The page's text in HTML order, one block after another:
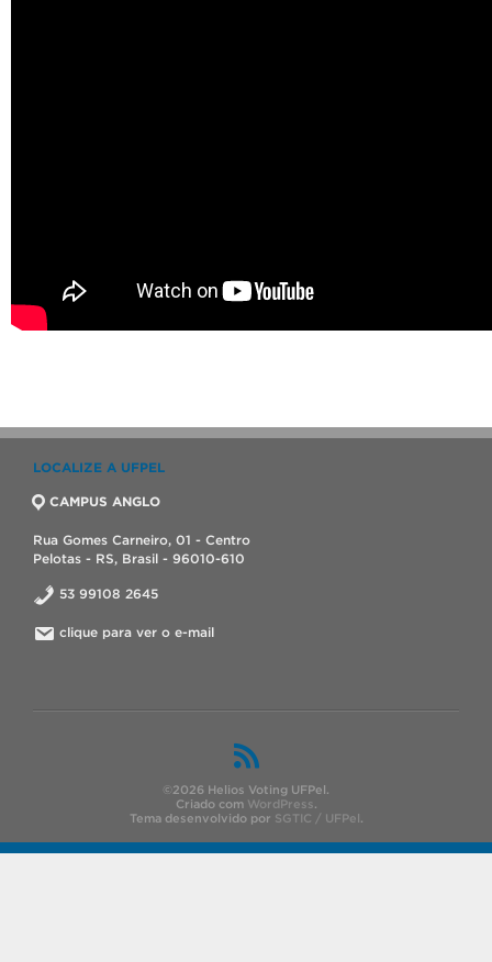
LOCALIZE A UFPEL
CAMPUS ANGLO
Rua Gomes Carneiro, 01 - Centro
Pelotas - RS, Brasil - 96010-610
53 99108 2645
clique para ver o e-mail
©2026 Helios Voting UFPel.
Criado com WordPress.
Tema desenvolvido por SGTIC / UFPel.